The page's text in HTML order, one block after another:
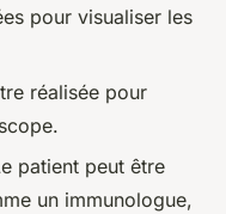
pour visualiser les
réalisée pour
patient peut être
un immunologue,